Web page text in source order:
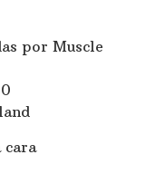
por Muscle
cara